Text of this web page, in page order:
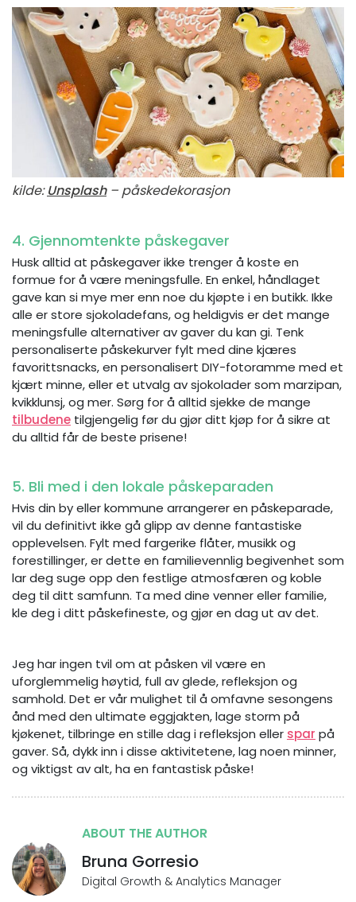
kilde:Unsplash– påskedekorasjon
4. Gjennomtenkte påskegaver
Husk alltid at påskegaver ikke trenger å koste en
formue for å være meningsfulle. En enkel, håndlaget
gave kan si mye mer enn noe du kjøpte i en butikk. Ikke
alle er store sjokoladefans, og heldigvis er det mange
meningsfulle alternativer av gaver du kan gi. Tenk
personaliserte påskekurver fylt med dine kjæres
favorittsnacks, en personalisert DIY-fotoramme med et
kjært minne, eller et utvalg av sjokolader som marzipan,
kvikklunsj, og mer. Sørg for å alltid sjekke de mange
tilbudene tilgjengelig før du gjør ditt kjøp for å sikre at
du alltid får de beste prisene!
5. Bli med i den lokale påskeparaden
Hvis din by eller kommune arrangerer en påskeparade,
vil du definitivt ikke gå glipp av denne fantastiske
opplevelsen. Fylt med fargerike flåter, musikk og
forestillinger, er dette en familievennlig begivenhet som
lar deg suge opp den festlige atmosfæren og koble
deg til ditt samfunn. Ta med dine venner eller familie,
kle deg i ditt påskefineste, og gjør en dag ut av det.
Jeg har ingen tvil om at påsken vil være en
uforglemmelig høytid, full av glede, refleksjon og
samhold. Det er vår mulighet til å omfavne sesongens
ånd med den ultimate eggjakten, lage storm på
kjøkenet, tilbringe en stille dag i refleksjon eller spar på
gaver. Så, dykk inn i disse aktivitetene, lag noen minner,
og viktigst av alt, ha en fantastisk påske!
ABOUT THE AUTHOR
Bruna Gorresio
Digital Growth & Analytics Manager